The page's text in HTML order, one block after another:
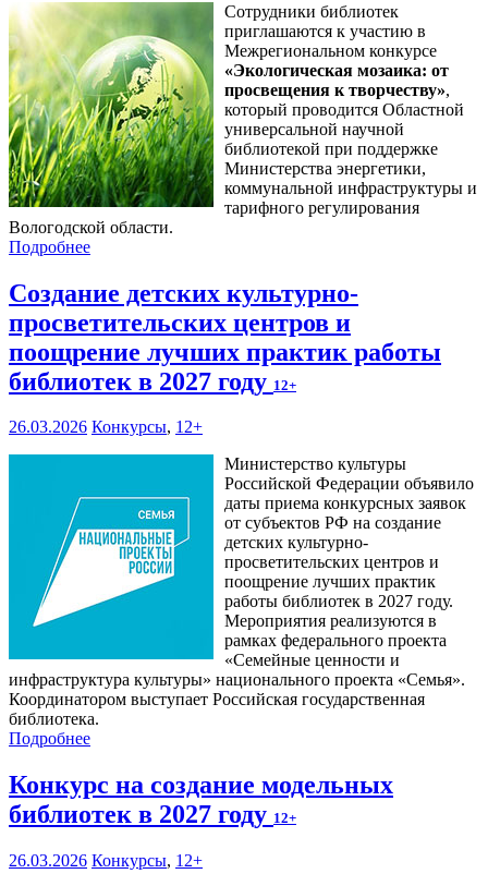
Сотрудники библиотек
приглашаются к участию в
Межрегиональном конкурсе
«Экологическая мозаика: от
просвещения к творчеству»,
который проводится Областной
универсальной научной
библиотекой при поддержке
Министерства энергетики,
коммунальной инфраструктуры и
тарифного регулирования
Вологодской области.
Подробнее
Создание детских культурно-
просветительских центров и
поощрение лучших практик работы
библиотек в 2027 году 12+
26.03.2026 Конкурсы, 12+
Министерство культуры
Российской Федерации объявило
даты приема конкурсных заявок
от субъектов РФ на создание
детских культурно-
просветительских центров и
поощрение лучших практик
работы библиотек в 2027 году.
Мероприятия реализуются в
рамках федерального проекта
«Семейные ценности и
инфраструктура культуры» национального проекта «Семья».
Координатором выступает Российская государственная
библиотека.
Подробнее
Конкурс на создание модельных
библиотек в 2027 году 12+
26.03.2026 Конкурсы, 12+